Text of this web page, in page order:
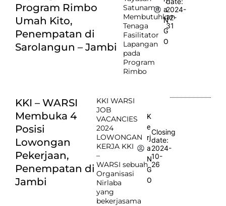
Program Rimbo
Umah Kito,
Penempatan di
Sarolangun – Jambi
Satunama
Membutuhkan
Tenaga
Fasilitator
Lapangan
pada
Program
Rimbo
a
N
G
O
2024-
12-
31
KKI – WARSI
Membuka 4
Posisi
Lowongan
Pekerjaan,
Penempatan di
Jambi
KKI WARSI
JOB
VACANCIES
2024
LOWONGAN
KERJA KKI
–
WARSI sebuah
Organisasi
Nirlaba
yang
bekerjasama
K
e
rj
a
N
G
O
Closing
date:
2024-
10-
26